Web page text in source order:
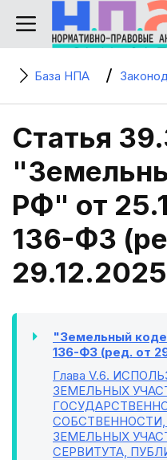
База НПА
Статья
РФ" от
136-ФЗ
"Земельный
136-ФЗ (ред. от
Глава V.6.
ЗЕМЕЛЬНЫХ
ЗЕМЕЛЬНЫХ
СЕРВИТУТА,